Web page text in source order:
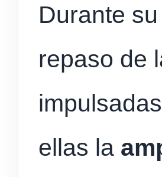
Durante
repaso de
ellas la